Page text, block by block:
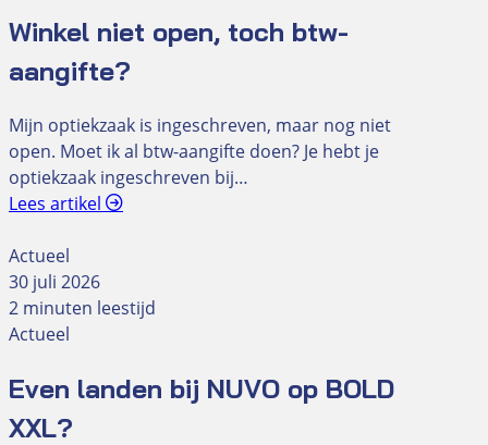
Winkel niet open, toch btw-
aangifte?
Mijn optiekzaak is ingeschreven, maar nog niet
open. Moet ik al btw-aangifte doen? Je hebt je
optiekzaak ingeschreven bij…
Lees artikel
Actueel
30 juli 2026
2 minuten leestijd
Actueel
Even landen bij NUVO op BOLD
XXL?